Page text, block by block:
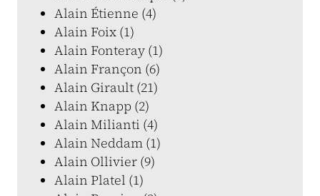
Alain Étienne (4)
Alain Foix (1)
Alain Fonteray (1)
Alain Françon (6)
Alain Girault (21)
Alain Knapp (2)
Alain Milianti (4)
Alain Neddam (1)
Alain Ollivier (9)
Alain Platel (1)